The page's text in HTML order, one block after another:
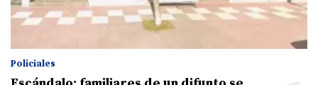
Policiales